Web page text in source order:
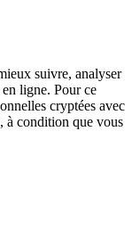
suivre, analyser
ligne. Pour ce
cryptées avec
à condition que vous